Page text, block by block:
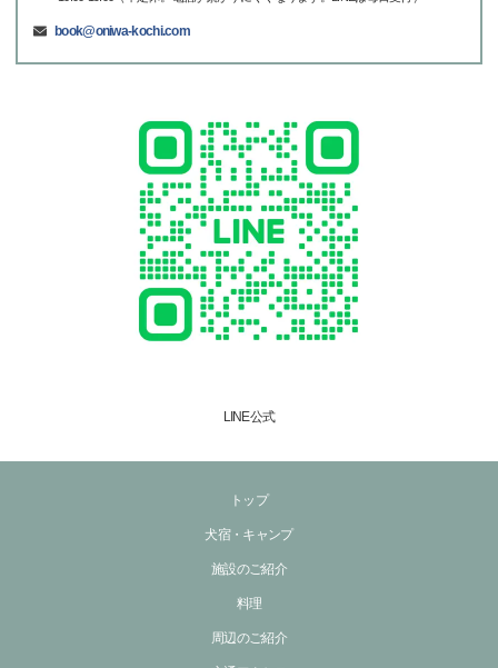
book@oniwa-kochi.com
LINE公式
トップ
犬宿・キャンプ
施設のご紹介
料理
周辺のご紹介